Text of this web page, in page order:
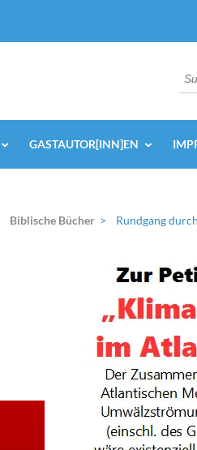
GASTAUTOR[INN]EN
Biblische Bücher > Rundgang